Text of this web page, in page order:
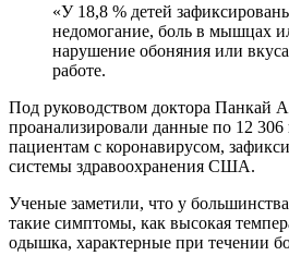
«У 18,8 % детей
недомогание, боль в мышцах
нарушение обоняния или
работе.
Под руководством доктора Панкай
проанализировали данные по 12 306
пациентам с коронавирусом,
системы здравоохранения США.
Ученые заметили, что у
такие симптомы, как высокая
одышка, характерные при течении